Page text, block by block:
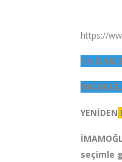
https://
1 NİSAN
YENİDEN
seçimle